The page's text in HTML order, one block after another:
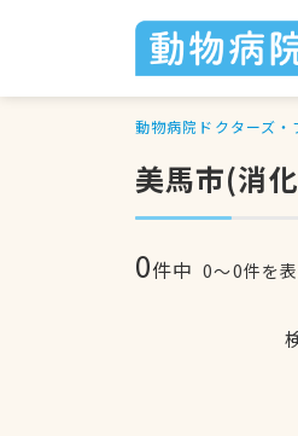
動物病院ドクターズ・
美馬市(消
0件中 0〜0件を